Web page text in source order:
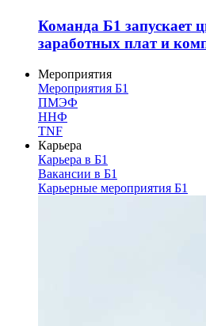
Команда Б1 запускает
заработных плат и
Мероприятия
Мероприятия Б1
ПМЭФ
ННФ
TNF
Карьера
Карьера в Б1
Вакансии в Б1
Карьерные мероприятия Б1